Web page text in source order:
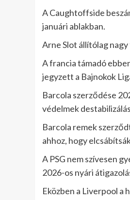
A Caughtoffside
januári ablakban.
Arne Slot állítólag
A francia támadó
jegyzett a Bajnokok
Barcola szerződése
védelmek
Barcola remek
ahhoz, hogy
A PSG nem szívesen
2026-os nyári
Eközben a Liverpool